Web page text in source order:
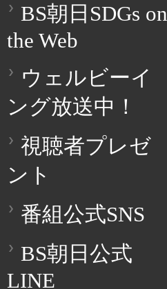
BS朝日SDGs on
the Web
ウェルビーイ
ング放送中！
視聴者プレゼ
ント
番組公式SNS
BS朝日公式
LINE